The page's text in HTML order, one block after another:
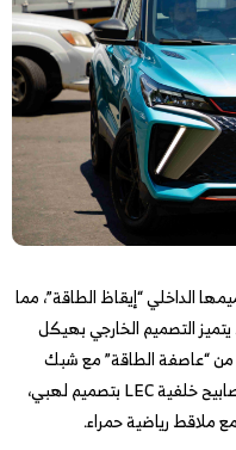
الداخلي “إيقاظ الطاقة”، مما
التصميم الخارجي بهيكل
من “عاصفة الطاقة” مع شبك
أمامي قوي أسود اللون ولمسات حمراء، ومصابيح خلفية LEC بتصميم لهبي،